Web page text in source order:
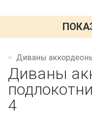
Диваны
Диваны
4